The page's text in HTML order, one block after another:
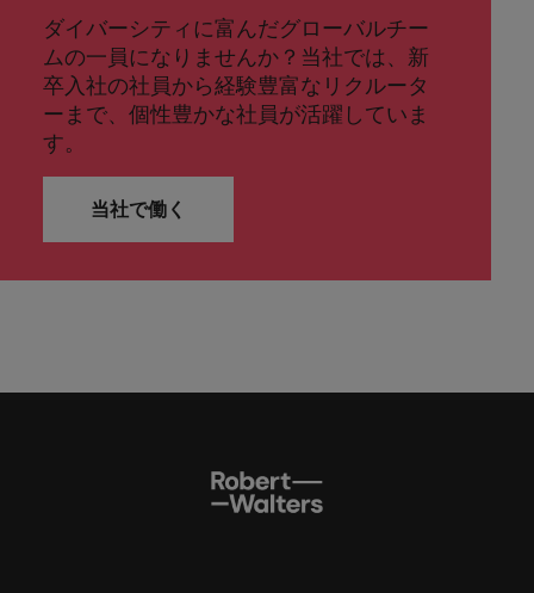
ダイバーシティに富んだグローバルチー
ムの一員になりませんか？当社では、新
卒入社の社員から経験豊富なリクルータ
ーまで、個性豊かな社員が活躍していま
す。
当社で働く